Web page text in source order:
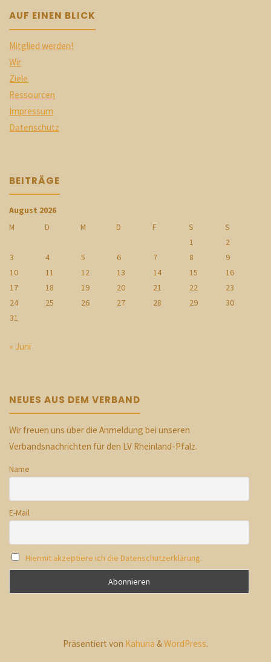
AUF EINEN BLICK
Mitglied werden!
Wir
Ziele
Ressourcen
Impressum
Datenschutz
BEITRÄGE
August 2026
M
D M D F S
S
1
2
3
4 5 6 7 8
9
10
11 12 13 14 15
16
17
18 19 20 21 22
23
24
25 26 27 28 29
30
31
« Juni
NEUES AUS DEM VERBAND
Wir freuen uns über die Anmeldung bei unseren
Verbandsnachrichten für den LV Rheinland-Pfalz.
Name
E-Mail
Hiermit akzeptiere ich die Datenschutzerklärung.
Präsentiert von Kahuna &WordPress.